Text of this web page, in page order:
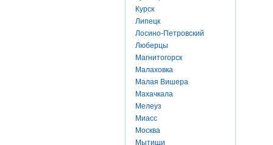
Курск
Липецк
Лосино-Петровский
Люберцы
Магнитогорск
Малаховка
Малая Вишера
Махачкала
Мелеуз
Миасс
Москва
Мытищи